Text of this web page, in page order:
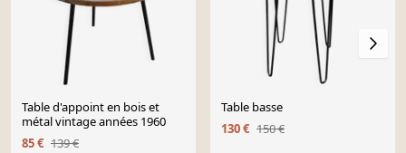
Table d'appoint en bois et
métal vintage années 1960
85 € 139 €
Table basse
130 € 150 €